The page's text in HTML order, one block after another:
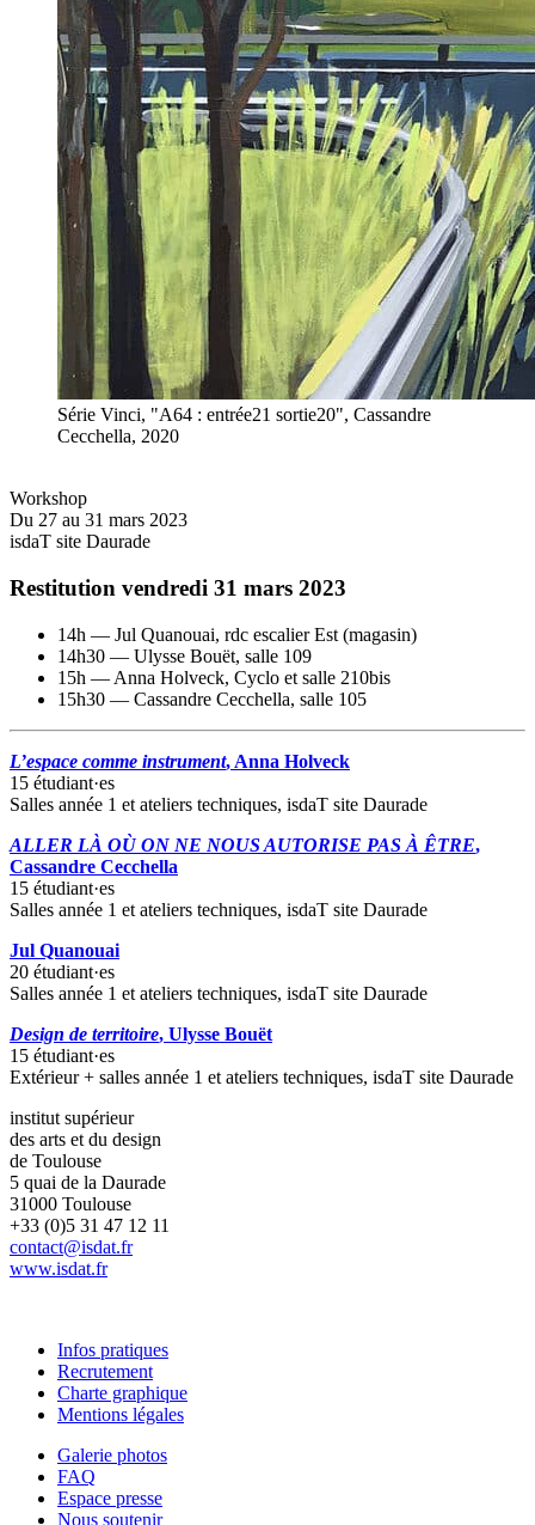
Série Vinci, "A64 : entrée21 sortie20", Cassandre
Cecchella, 2020
Workshop
Du 27 au 31 mars 2023
isdaT site Daurade
Restitution vendredi 31 mars 2023
14h — Jul Quanouai, rdc escalier Est (magasin)
14h30 — Ulysse Bouët, salle 109
15h — Anna Holveck, Cyclo et salle 210bis
15h30 — Cassandre Cecchella, salle 105
L’espace comme instrument, Anna Holveck
15 étudiant·es
Salles année 1 et ateliers techniques, isdaT site Daurade
ALLER LÀ OÙ ON NE NOUS AUTORISE PAS À ÊTRE,
Cassandre Cecchella
15 étudiant·es
Salles année 1 et ateliers techniques, isdaT site Daurade
Jul Quanouai
20 étudiant·es
Salles année 1 et ateliers techniques, isdaT site Daurade
Design de territoire, Ulysse Bouët
15 étudiant·es
Extérieur + salles année 1 et ateliers techniques, isdaT site Daurade
institut supérieur
des arts et du design
de Toulouse
5 quai de la Daurade
31000 Toulouse
+33 (0)5 31 47 12 11
contact@isdat.fr
www.isdat.fr
Infos pratiques
Recrutement
Charte graphique
Mentions légales
Galerie photos
FAQ
Espace presse
Nous soutenir